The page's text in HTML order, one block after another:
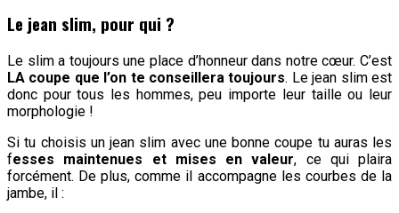
Le jean slim, pour qui ?
Le slim a toujours une place d’honneur dans notre cœur. C’est
LA coupe que l’on te conseillera toujours. Le jean slim est
donc pour tous les hommes, peu importe leur taille ou leur
morphologie !
Si tu choisis un jean slim avec une bonne coupe tu auras les
fesses maintenues et mises en valeur, ce qui plaira
forcément. De plus, comme il accompagne les courbes de la
jambe, il :